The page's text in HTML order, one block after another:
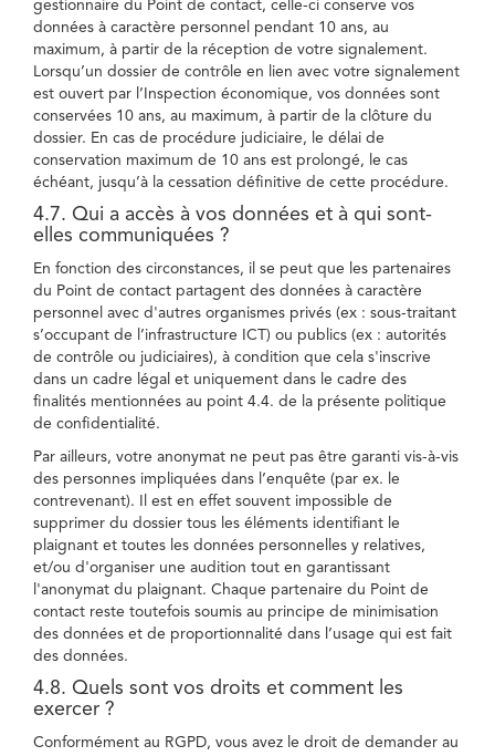
gestionnaire du Point de contact, celle-ci conserve vos
données à caractère personnel pendant 10 ans, au
maximum, à partir de la réception de votre signalement.
Lorsqu’un dossier de contrôle en lien avec votre signalement
est ouvert par l’Inspection économique, vos données sont
conservées 10 ans, au maximum, à partir de la clôture du
dossier. En cas de procédure judiciaire, le délai de
conservation maximum de 10 ans est prolongé, le cas
échéant, jusqu’à la cessation définitive de cette procédure.
4.7. Qui a accès à vos données et à qui sont-
elles communiquées ?
En fonction des circonstances, il se peut que les partenaires
du Point de contact partagent des données à caractère
personnel avec d'autres organismes privés (ex : sous-traitant
s’occupant de l’infrastructure ICT) ou publics (ex : autorités
de contrôle ou judiciaires), à condition que cela s'inscrive
dans un cadre légal et uniquement dans le cadre des
finalités mentionnées au point 4.4. de la présente politique
de confidentialité.
Par ailleurs, votre anonymat ne peut pas être garanti vis-à-vis
des personnes impliquées dans l’enquête (par ex. le
contrevenant). Il est en effet souvent impossible de
supprimer du dossier tous les éléments identifiant le
plaignant et toutes les données personnelles y relatives,
et/ou d'organiser une audition tout en garantissant
l'anonymat du plaignant. Chaque partenaire du Point de
contact reste toutefois soumis au principe de minimisation
des données et de proportionnalité dans l’usage qui est fait
des données.
4.8. Quels sont vos droits et comment les
exercer ?
Conformément au RGPD, vous avez le droit de demander au